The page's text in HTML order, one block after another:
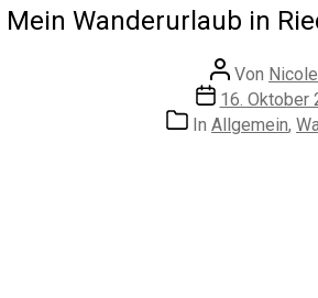
Mein Wanderurlaub in
Beitragsautor
Von
16. Oktober
Kategorien
In Allgemein,